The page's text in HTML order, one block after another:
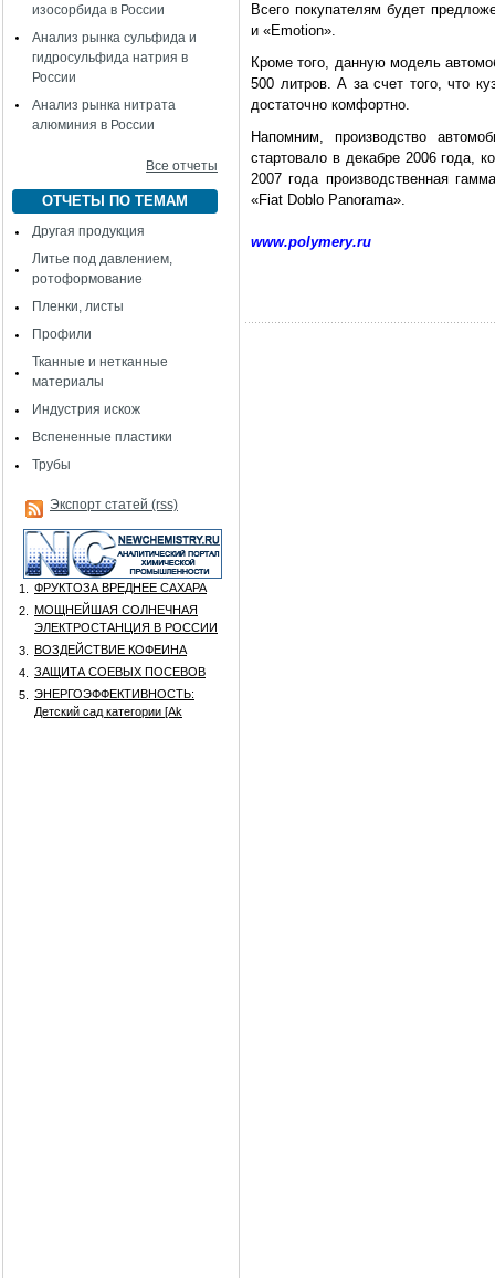
изосорбида в России
Анализ рынка сульфида и
гидросульфида натрия в
России
Анализ рынка нитрата
алюминия в России
Все отчеты
ОТЧЕТЫ ПО ТЕМАМ
Другая продукция
Литье под давлением,
ротоформование
Пленки, листы
Профили
Тканные и нетканные
материалы
Индустрия искож
Вспененные пластики
Трубы
Экспорт статей (rss)
1.
ФРУКТОЗА ВРЕДНЕЕ САХАРА
2.
МОЩНЕЙШАЯ СОЛНЕЧНАЯ
ЭЛЕКТРОСТАНЦИЯ В РОССИИ
3.
ВОЗДЕЙСТВИЕ КОФЕИНА
4.
ЗАЩИТА СОЕВЫХ ПОСЕВОВ
5.
ЭНЕРГОЭФФЕКТИВНОСТЬ:
Детский сад категории [Аk
Всего покупателям будет
и «Emotion».
Кроме того, данную модель
500 литров. А за счет того, что
достаточно комфортно.
Напомним, производство
стартовало в декабре 2006 года,
2007 года производственная
«Fiat Doblo Panorama».
www.polymery.ru